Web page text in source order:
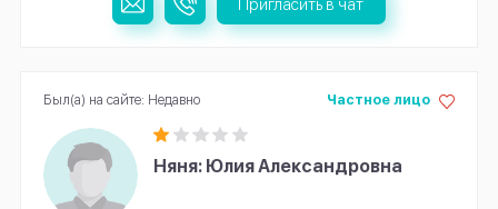
Няня: Юлия Александровна
Частное лицо
Был(а) на сайте: Недавно